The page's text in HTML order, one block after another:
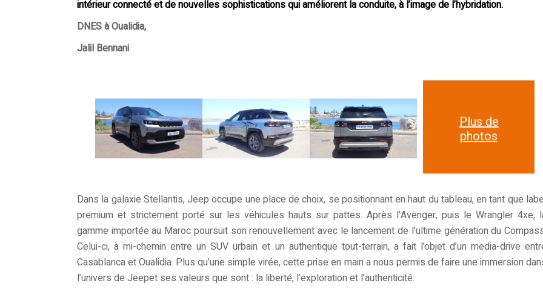
intérieur connecté et de nouvelles sophistications qui améliorent la conduite, à l’image de l’hybridation.
DNES à Oualidia,
Jalil Bennani
Plus de
photos
Dans la galaxie Stellantis, Jeep occupe une place de choix, se positionnant en haut du tableau, en tant que
premium et strictement porté sur les véhicules hauts sur pattes. Après l’Avenger, puis le Wrangler 4xe,
gamme importée au Maroc poursuit son renouvellement avec le lancement de l’ultime génération du
Celui-ci, à mi-chemin entre un SUV urbain et un authentique tout-terrain, a fait l’objet d’un media-drive
Casablanca et Oualidia. Plus qu’une simple virée, cette prise en main a nous permis de faire une immersion
l’univers de Jeepet ses valeurs que sont : la liberté, l’exploration et l’authenticité.